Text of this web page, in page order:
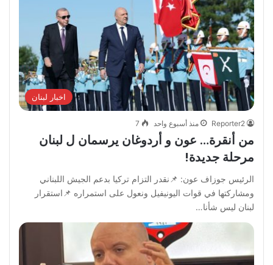
اخبار لبنان
Reporter2 منذ أسبوع واحد 7
من أنقرة… عون و أردوغان يرسمان ل لبنان
مرحلة جديدة!
الرئيس جوزاف عون: 📌نقدر التزام تركيا بدعم الجيش اللبناني
ومشاركتها في قوات اليونيفيل ونعول على استمراره 📌استقرار
لبنان ليس شأنا…